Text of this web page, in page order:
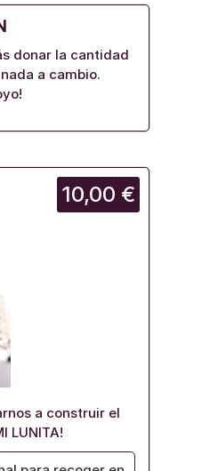
donar la cantidad
a cambio.
10,00 €
a construir el
LUNITA!